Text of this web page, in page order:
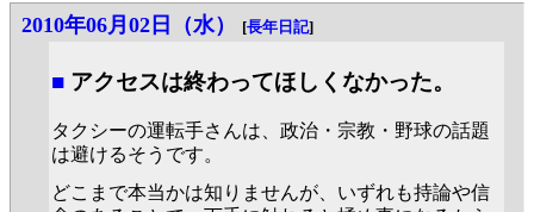
2010年06月02日（水） [長年日記]
■ アクセスは終わってほしくなかった。
タクシーの運転手さんは、政治・宗教・野球の話題
は避けるそうです。
どこまで本当かは知りませんが、いずれも持論や信